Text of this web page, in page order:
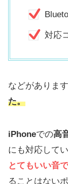
対応
などがありま
た。
iPhoneでの高
にも対応して
とてもいい音
ることはない